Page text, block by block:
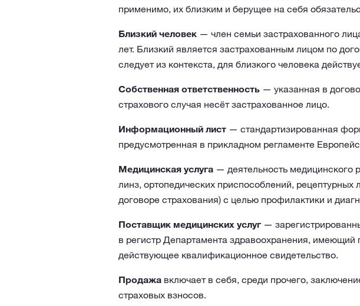
применимо, их близким и берущее на себя
Близкий человек— член семьи застрахованного
лет. Близкий является застрахованным лицом по
следует из контекста, для близкого человека
Собственная ответственность— указанная в
страхового случая несёт застрахованное лицо.
Информационный лист— стандартизированная
предусмотренная в прикладном регламенте
Медицинская услуга— деятельность медицинского
линз, ортопедических приспособлений,
договоре страхования) с целью профилактики и
Поставщик медицинских услуг—
в регистр Департамента здравоохранения,
действующее квалификационное свидетельство.
Продажавключает в себя, среди прочего,
страховых взносов.